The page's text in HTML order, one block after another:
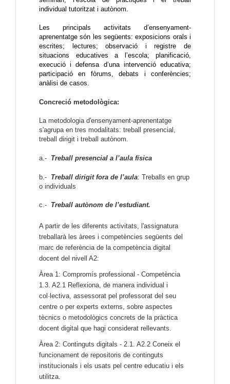
individual tutoritzat i autònom.
Les principals activitats d’ensenyament-
aprenentatge són les següents: exposicions orals i
escrites; lectures; observació i registre de
situacions educatives a l’escola; planificació,
execució i defensa d’una intervenció educativa;
participació en fòrums, debats i conferències;
anàlisi de casos.
Concreció metodològica:
La metodologia d'ensenyament-aprenentatge
s'agrupa en tres modalitats: treball presencial,
treball dirigit i treball autònom.
a.- Treball presencial a l’aula física
b.- Treball dirigit fora de l’aula: Treballs en grup
o individuals
c.- Treball autònom de l’estudiant.
A partir de les diferents activitats, l'assignatura
treballarà les àrees i competències següents del
marc de referència de la competència digital
docent del nivell A2:
Àrea 1: Compromís professional - Competència
1.3. A2.1 Reflexiona, de manera individual i
col·lectiva, assessorat pel professorat del seu
centre o per experts externs, sobre aspectes
tècnics o metodològics concrets de la pràctica
docent digital que hagi considerat rellevants.
Àrea 2: Continguts digitals - 2.1. A2.2 Coneix el
funcionament de repositoris de continguts
institucionals i els usats pel centre educatiu i els
utilitza.